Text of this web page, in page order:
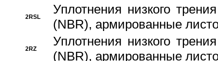
2RSL
Уплотнения низкого
(NBR), армированные
2RZ
Уплотнения низкого
(NBR), армированные